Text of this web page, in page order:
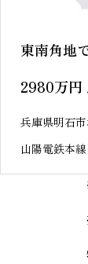
東南角地
2980万円
兵庫県明石
山陽電鉄本